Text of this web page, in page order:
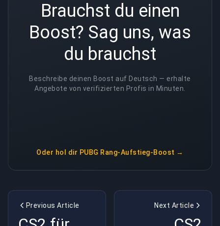
Brauchst du einen
Boost? Sag uns, was
du brauchst
Beschreibe deinen Boost auf Deutsch — erhalte
Angebote von verifizierten Profis in Minuten.
Oder hol dir PUBG Rang-Aufstieg-Boost →
Previous Article Next Article